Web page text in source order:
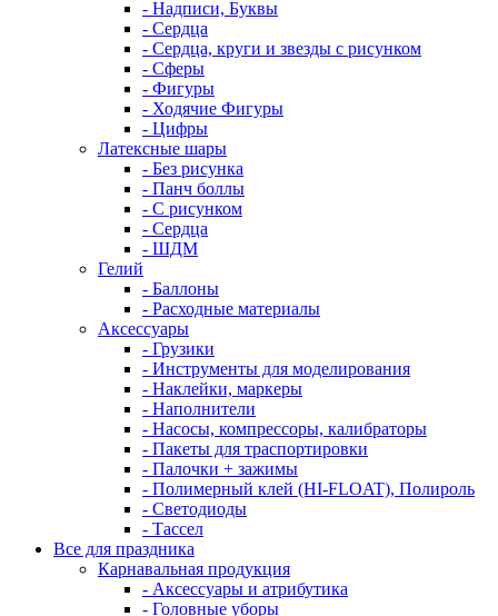
- Надписи, Буквы
- Сердца
- Сердца, круги и звезды с рисунком
- Сферы
- Фигуры
- Ходячие Фигуры
- Цифры
Латексные шары
- Без рисунка
- Панч боллы
- С рисунком
- Сердца
- ШДМ
Гелий
- Баллоны
- Расходные материалы
Аксессуары
- Грузики
- Инструменты для моделирования
- Наклейки, маркеры
- Наполнители
- Насосы, компрессоры, калибраторы
- Пакеты для траспортировки
- Палочки + зажимы
- Полимерный клей (HI-FLOAT), Полироль
- Светодиоды
- Тассел
Все для праздника
Карнавальная продукция
- Аксессуары и атрибутика
- Головные уборы